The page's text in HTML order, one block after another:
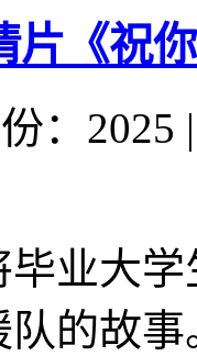
片《祝
：2025 |
大学
的故